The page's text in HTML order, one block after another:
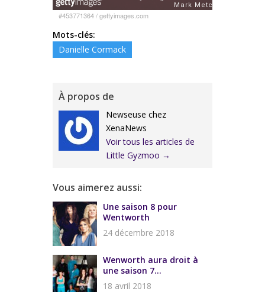
#453771364/gettyimages.com
Mots-clés:
Danielle Cormack
À propos de
Newseuse chez
XenaNews
Voir tous les articles de
Little Gyzmoo →
Vous aimerez aussi:
Une saison 8 pour
Wentworth
24 décembre 2018
Wenworth aura droit à
une saison 7...
18 avril 2018